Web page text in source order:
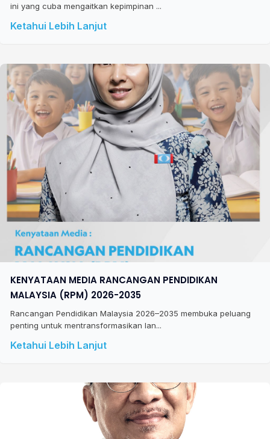
ini yang cuba mengaitkan kepimpinan ...
Ketahui Lebih Lanjut
KENYATAAN MEDIA RANCANGAN PENDIDIKAN
MALAYSIA (RPM) 2026-2035
Rancangan Pendidikan Malaysia 2026–2035 membuka peluang
penting untuk mentransformasikan lan...
Ketahui Lebih Lanjut